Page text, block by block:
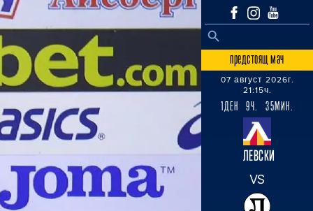
Search
SEARCH BUTTON
предстоящ мач
07 август 2026г.
21:15ч.
1ДЕН 9Ч. 35МИН.
ЛЕВСКИ
VS